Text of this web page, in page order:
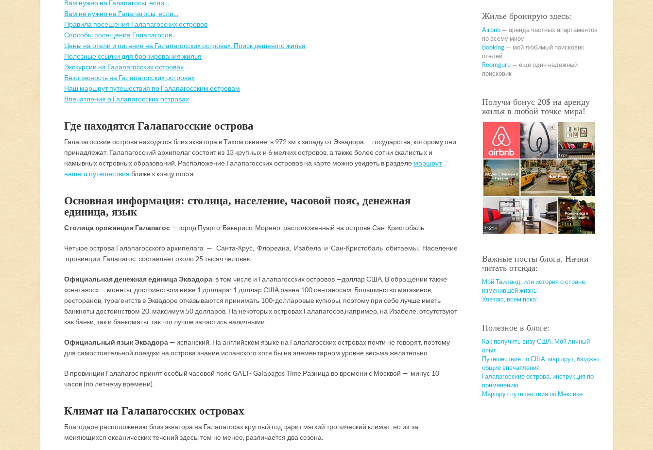
Вам нужно на Галапагосы, если…
Вам не нужно на Галапагосы, если…
Правила посещения Галапагосских островов
Способы посещения Галапагосов
Цены на отели и питание на Галапагосских островах. Поиск дешевого жилья
Полезные ссылки для бронирования жилья
Экскурсии на Галапагосских островах
Безопасность на Галапагосских островах
Наш маршрут путешествия по Галапагосским островам
Впечатления о Галапагосских островах
Где находятся Галапагосские острова
Галапагосские острова находятся близ экватора в Тихом океане, в 972 км к западу от Эквадора — государства, которому они
принадлежат. Галапагосский архипелаг состоит из 13 крупных и 6 мелких островов, а также более сотни скалистых и
намывных островных образований. Расположение Галапагосских островов на карте можно увидеть в разделе маршрут
нашего путешествия ближе к концу поста.
Основная информация: столица, население, часовой пояс, денежная
единица, язык
Столица провинции Галапагос — город Пуэрто-Бакерисо-Морено, расположенный на острове Сан-Кристобаль.
Четыре острова Галапагосского архипелага — Санта-Крус, Флореана, Изабела и Сан-Кристобаль обитаемы. Население
провинции Галапагос составляет около 25 тысяч человек.
Официальная денежная единица Эквадора , в том числе и Галапагосских островов — доллар США. В обращении также
«сентавос» — монеты, достоинством ниже 1 доллара: 1 доллар США равен 100 сентавосам. Большинство магазинов,
ресторанов, турагентств в Эквадоре отказываются принимать 100-долларовые купюры, поэтому при себе лучше иметь
банкноты достоинством 20, максимум 50 долларов. На некоторых островах Галапагосов,например, на Изабеле, отсутствуют
как банки, так и банкоматы, так что лучше запастись наличными.
Официальный язык Эквадора — испанский. На английском языке на Галапагосских островах почти не говорят, поэтому
для самостоятельной поездки на острова знание испанского хотя бы на элементарном уровне весьма желательно.
В провинции Галапагос принят особый часовой пояс GALT - Galаpagos Timе. Разница во времени с Москвой — минус 10
часов (по летнему времени).
Климат на Галапагосских островах
Благодаря расположению близ экватора на Галапагосах круглый год царит мягкий тропический климат, но из-за
меняющихся океанических течений здесь, тем не менее, различается два сезона:
Жилье бронирую здесь:
Airbnb — аренда частных апартаментов
по всему миру
Booking — мой любимый поисковик
отелей
Roomguru — еще один надежный
поисковик
Получи бонус 20$ на аренду
жилья в любой точке мира!
Важные посты блога. Начни
читать отсюда:
Мой Таиланд, или история о стране,
изменившей жизнь
Улетаю, всем пока!
Полезное в блоге:
Как получить визу США. Мой личный
опыт
Путешествие по США: маршрут, бюджет,
общие впечатления
Галапагосские острова: инструкция по
применению
Маршрут путешествия по Мексике